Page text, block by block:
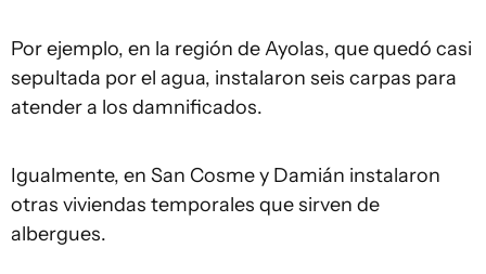
Por ejemplo, en la región de Ayolas, que quedó casi
sepultada por el agua, instalaron seis carpas para
atender a los damnificados.
Igualmente, en San Cosme y Damián instalaron
otras viviendas temporales que sirven de
albergues.